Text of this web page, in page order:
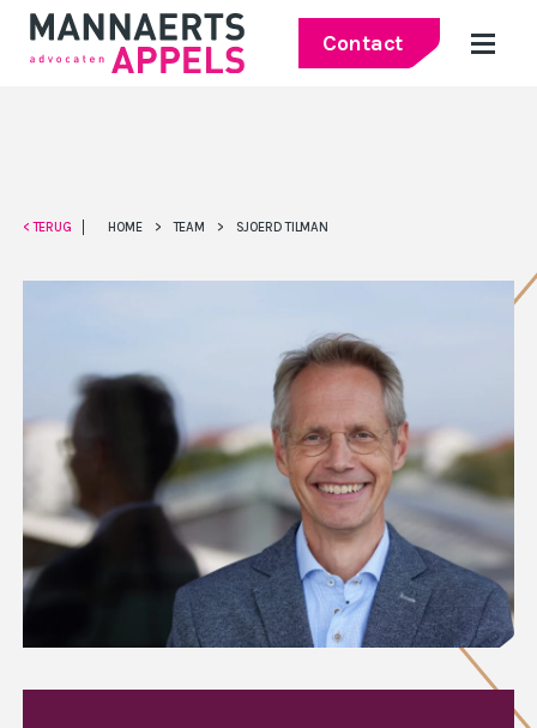
Contact
< TERUG HOME > TEAM > SJOERD TILMAN